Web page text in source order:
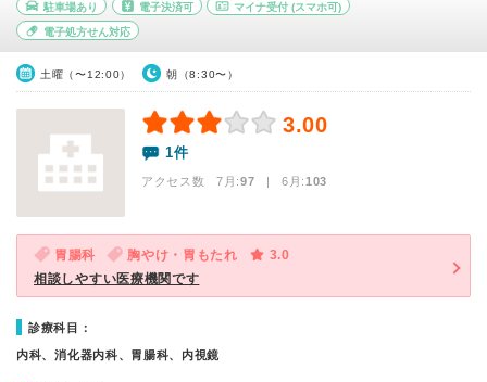
駐車場あり 電子決済可 マイナ受付 (スマホ可)
電子処方せん対応
土曜（〜12:00） 朝（8:30〜）
3.00
1件
アクセス数 7月:97 | 6月:103
胃腸科 胸やけ・胃もたれ
3.0
相談しやすい医療機関です
診療科目：
内科、消化器内科、胃腸科、内視鏡